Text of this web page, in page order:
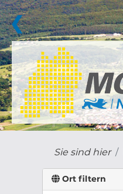
❮
Sie sind hier
Ort filtern